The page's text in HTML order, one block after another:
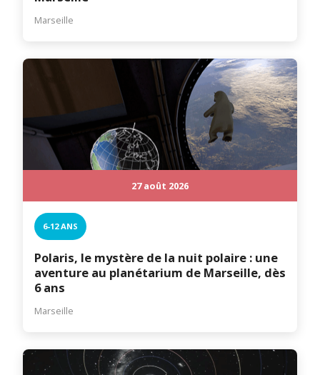
Marseille
27 août 2026
6-12 ANS
Polaris, le mystère de la nuit polaire : une
aventure au planétarium de Marseille, dès
6 ans
Marseille